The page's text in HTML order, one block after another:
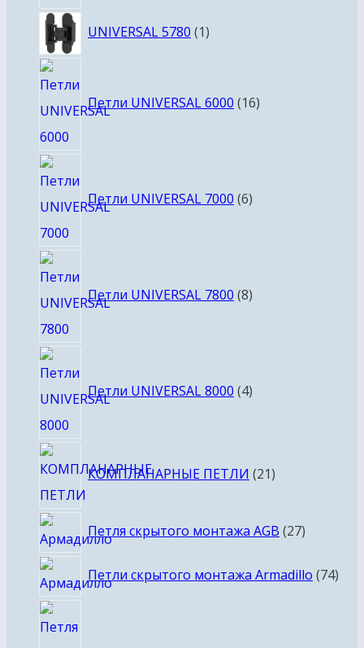
UNIVERSAL 5780 11
Петли UNIVERSAL 6000 16товаров
Петли UNIVERSAL 7000 6товаров
Петли UNIVERSAL 7800 8товаров
Петли UNIVERSAL 8000 4товара
КОМПЛАНАРНЫЕ ПЕТЛИ 21товар
Петля скрытого монтажа AGB 2727
Петли скрытого монтажа Armadillo 7474